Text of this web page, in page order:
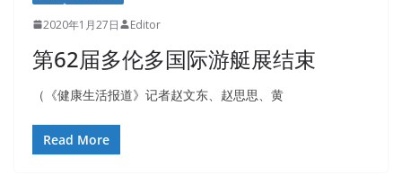
2020年1月27日 Editor
第62届多伦多国际游艇展结束
（《健康生活报道》记者赵文东、赵思思、黄
Read More